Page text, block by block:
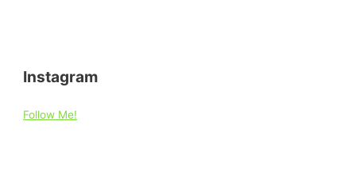
Instagram
Follow Me!